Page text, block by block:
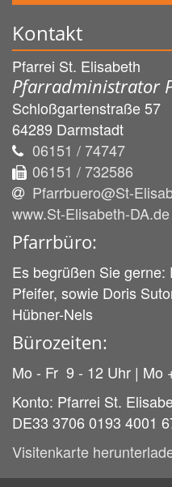
Kontakt
Pfarrei St. Elisabeth
Pfarradministrator
Schloßgartenstraße 57
64289 Darmstadt
06151 / 74747
06151 / 732586
Pfarrbuero@St-
www.St-Elisabeth-DA.de
Pfarrbüro:
Es begrüßen Sie gerne:
Pfeifer, sowie Doris
Hübner-Nels
Bürozeiten:
Mo - Fr 9 - 12 Uhr | Mo
Konto: Pfarrei St.
DE33 3706 0193 4001
Visitenkarte